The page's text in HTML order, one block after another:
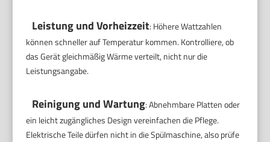
Leistung und Vorheizzeit: Höhere Wattzahlen
können schneller auf Temperatur kommen. Kontrolliere, ob
das Gerät gleichmäßig Wärme verteilt, nicht nur die
Leistungsangabe.
Reinigung und Wartung: Abnehmbare Platten oder
ein leicht zugängliches Design vereinfachen die Pflege.
Elektrische Teile dürfen nicht in die Spülmaschine, also prüfe